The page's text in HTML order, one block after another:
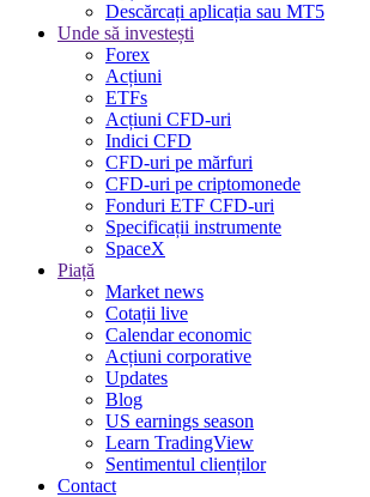
Descărcați aplicația sau MT5
Unde să investești
Forex
Acțiuni
ETFs
Acțiuni CFD-uri
Indici CFD
CFD-uri pe mărfuri
CFD-uri pe criptomonede
Fonduri ETF CFD-uri
Specificații instrumente
SpaceX
Piață
Market news
Cotații live
Calendar economic
Acțiuni corporative
Updates
Blog
US earnings season
Learn TradingView
Sentimentul clienților
Contact